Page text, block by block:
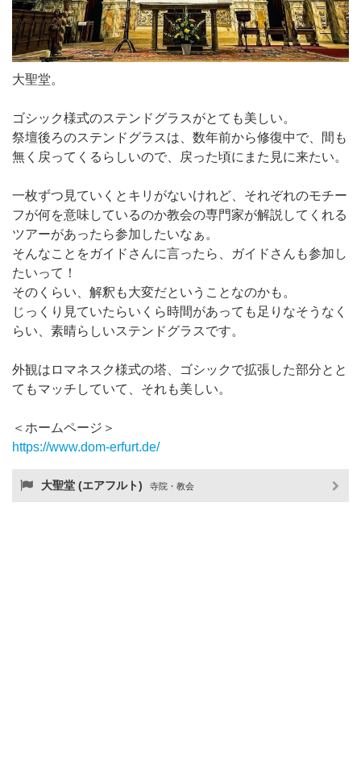
大聖堂。
ゴシック様式のステンドグラスがとても美しい。
祭壇後ろのステンドグラスは、数年前から修復中で、間も
無く戻ってくるらしいので、戻った頃にまた見に来たい。
一枚ずつ見ていくとキリがないけれど、それぞれのモチー
フが何を意味しているのか教会の専門家が解説してくれる
ツアーがあったら参加したいなぁ。
そんなことをガイドさんに言ったら、ガイドさんも参加し
たいって！
そのくらい、解釈も大変だということなのかも。
じっくり見ていたらいくら時間があっても足りなそうなく
らい、素晴らしいステンドグラスです。
外観はロマネスク様式の塔、ゴシックで拡張した部分とと
てもマッチしていて、それも美しい。
＜ホームページ＞
https://www.dom-erfurt.de/
大聖堂 (エアフルト) 寺院・教会